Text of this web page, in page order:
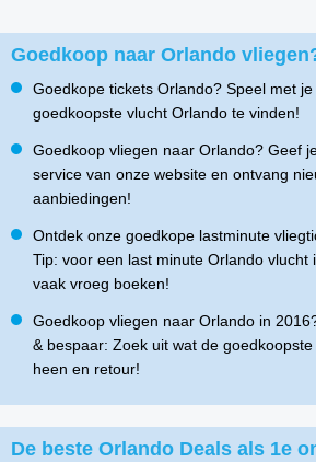
Goedkoop naar Orlando
Goedkope tickets Orlando? Speel met
goedkoopste vlucht Orlando te vinden!
Goedkoop vliegen naar Orlando? Geef
service van onze website en ontvang
aanbiedingen!
Ontdek onze goedkope lastminute
Tip: voor een last minute Orlando vlucht
vaak vroeg boeken!
Goedkoop vliegen naar Orlando in
& bespaar: Zoek uit wat de
heen en retour!
De beste Orlando Deals als 1e